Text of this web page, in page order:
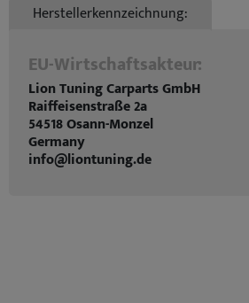
Herstellerkennzeichnung:
EU-Wirtschaftsakteur:
Lion Tuning Carparts GmbH
Raiffeisenstraße 2a
54518 Osann-Monzel
Germany
info@liontuning.de